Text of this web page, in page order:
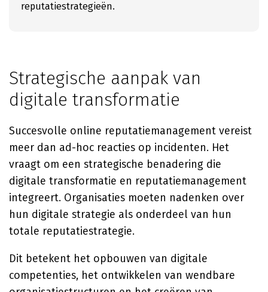
reputatiestrategieën.
Strategische aanpak van
digitale transformatie
Succesvolle online reputatiemanagement vereist
meer dan ad-hoc reacties op incidenten. Het
vraagt om een strategische benadering die
digitale transformatie en reputatiemanagement
integreert. Organisaties moeten nadenken over
hun digitale strategie als onderdeel van hun
totale reputatiestrategie.
Dit betekent het opbouwen van digitale
competenties, het ontwikkelen van wendbare